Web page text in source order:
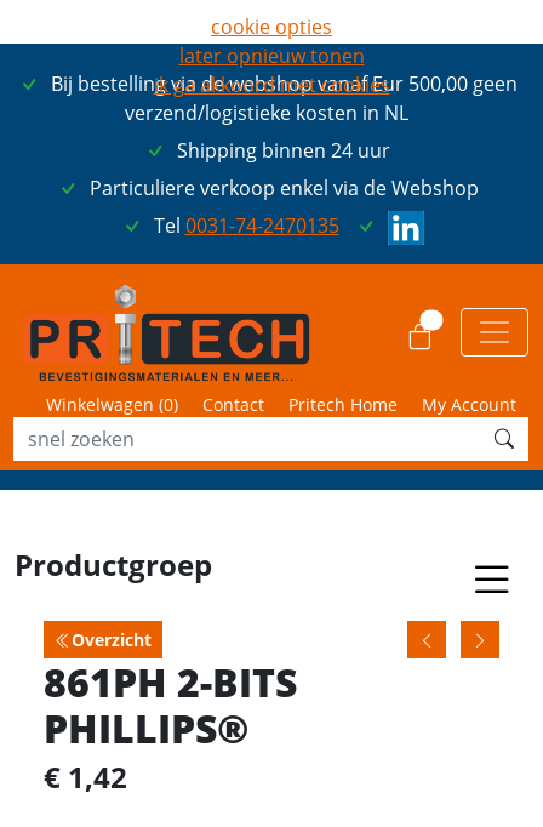
Bij bestelling via de webshop vanaf Eur 500,00 geen
verzend/logistieke kosten in NL
Shipping binnen 24 uur
Particuliere verkoop enkel via de Webshop
Tel 0031-74-2470135
Winkelwagen (0) Contact Pritech Home My Account
Productgroep
Overzicht
861PH 2-BITS
PHILLIPS®
€ 1,42
cookie opties
later opnieuw tonen
ik ga akkoord met cookies